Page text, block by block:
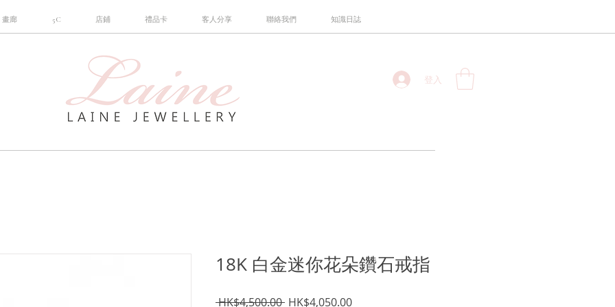
畫廊 5C 店鋪 禮品卡 客人分享 聯絡我們 知識日誌
登入
18K 白金迷你花朵鑽石戒指
HK$4,500.00 一HK$4,050.00促